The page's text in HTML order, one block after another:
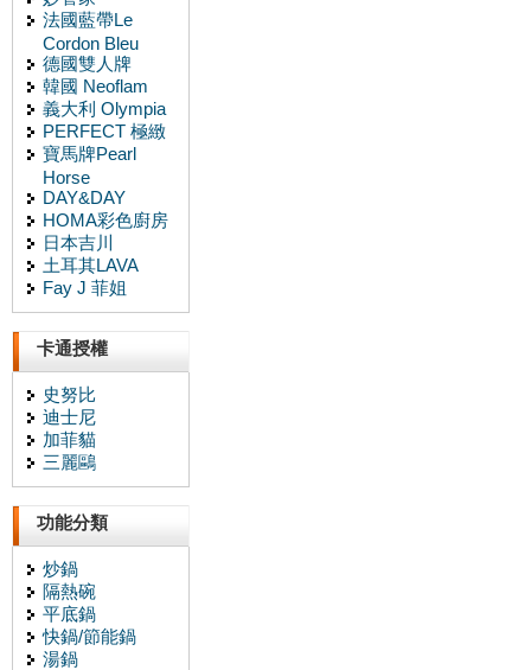
法國藍帶Le
Cordon Bleu
德國雙人牌
韓國 Neoflam
義大利 Olympia
PERFECT 極緻
寶馬牌Pearl
Horse
DAY&DAY
HOMA彩色廚房
日本吉川
土耳其LAVA
Fay J 菲姐
卡通授權
史努比
迪士尼
加菲貓
三麗鷗
功能分類
炒鍋
隔熱碗
平底鍋
快鍋/節能鍋
湯鍋